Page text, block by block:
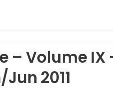
Volume IX
2011